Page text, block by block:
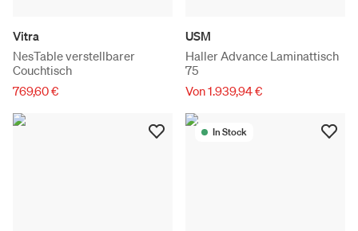
Vitra
NesTable verstellbarer
Couchtisch
769,60 €
USM
Haller Advance Laminattisch
75
Von 1.939,94 €
In Stock